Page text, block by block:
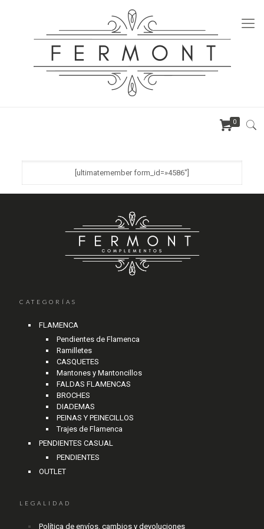
0
[ultimatemember form_id=»4586″]
CATEGORÍAS
FLAMENCA
Pendientes de Flamenca
Ramilletes
CASQUETES
Mantones y Mantoncillos
FALDAS FLAMENCAS
BROCHES
DIADEMAS
PEINAS Y PEINECILLOS
Trajes de Flamenca
PENDIENTES CASUAL
PENDIENTES
OUTLET
LEGALIDAD
Política de envíos, cambios y devoluciones